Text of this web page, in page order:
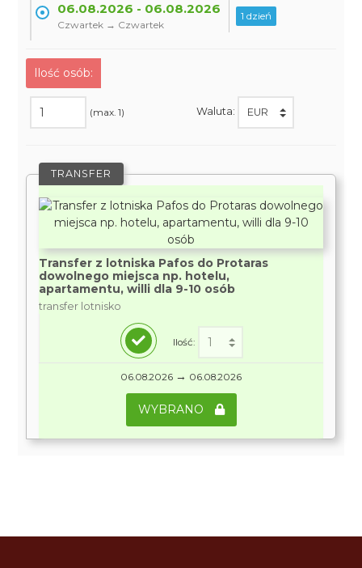
06.08.2026 - 06.08.2026
Czwartek → Czwartek
1 dzień
Ilość osób:
(max. 1) Waluta:
TRANSFER
Transfer z lotniska Pafos do Protaras
dowolnego miejsca np. hotelu,
apartamentu, willi dla 9-10 osób
transfer lotnisko
Ilość:
06.08.2026 → 06.08.2026
WYBRANO